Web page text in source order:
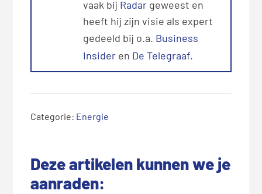
vaak bij Radar geweest en
heeft hij zijn visie als expert
gedeeld bij o.a. Business
Insider en De Telegraaf.
Categorie: Energie
Deze artikelen kunnen we je
aanraden: